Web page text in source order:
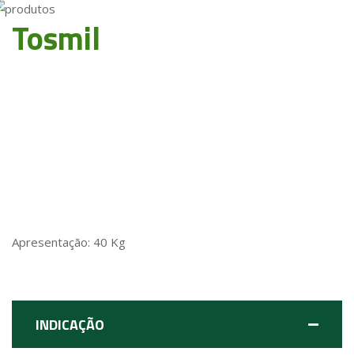
Tosmil
Apresentação: 40 Kg
INDICAÇÃO